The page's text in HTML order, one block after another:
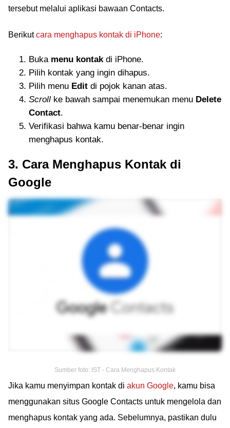
tersebut melalui aplikasi bawaan Contacts.
Berikutcara menghapus kontak di iPhone:
Buka menu kontakdi iPhone.
Pilih kontak yang ingin dihapus.
Pilih menu Edit di pojok kanan atas.
Scroll ke bawah sampai menemukan menu Delete
Contact.
Verifikasi bahwa kamu benar-benar ingin
menghapus kontak.
3. Cara Menghapus Kontak di
Google
Sumber foto: IST - Cara Menghapus Kontak
Jika kamu menyimpan kontak di akun Google, kamu bisa
menggunakan situs Google Contacts untuk mengelola dan
menghapus kontak yang ada. Sebelumnya, pastikan dulu